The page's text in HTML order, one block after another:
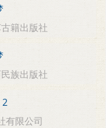
籍出版社
族出版社
2
有限公司